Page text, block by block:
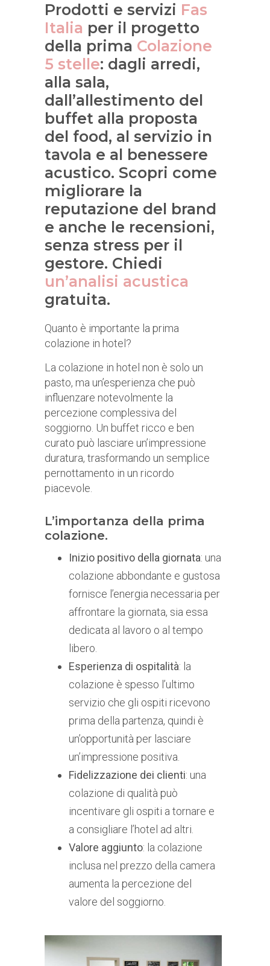
Prodotti e servizi Fas
Italia per il progetto
della prima Colazione
5 stelle: dagli arredi,
alla sala,
dall’allestimento del
buffet alla proposta
del food, al servizio in
tavola e al benessere
acustico. Scopri come
migliorare la
reputazione del brand
e anche le recensioni,
senza stress per il
gestore. Chiedi
un’analisi acustica
gratuita.
Quanto è importante la prima
colazione in hotel?
La colazione in hotel non è solo un
pasto, ma un’esperienza che può
influenzare notevolmente la
percezione complessiva del
soggiorno. Un buffet ricco e ben
curato può lasciare un’impressione
duratura, trasformando un semplice
pernottamento in un ricordo
piacevole.
L’importanza della prima
colazione.
Inizio positivo della giornata: una
colazione abbondante e gustosa
fornisce l’energia necessaria per
affrontare la giornata, sia essa
dedicata al lavoro o al tempo
libero.
Esperienza di ospitalità: la
colazione è spesso l’ultimo
servizio che gli ospiti ricevono
prima della partenza, quindi è
un’opportunità per lasciare
un’impressione positiva.
Fidelizzazione dei clienti: una
colazione di qualità può
incentivare gli ospiti a tornare e
a consigliare l’hotel ad altri.
Valore aggiunto: la colazione
inclusa nel prezzo della camera
aumenta la percezione del
valore del soggiorno.